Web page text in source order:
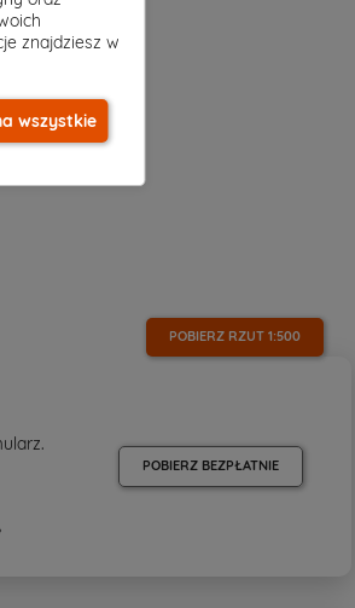
POBIERZ RZUT 1:500
POBIERZ BEZPŁATNIE
znajdziesz w
wszystkie